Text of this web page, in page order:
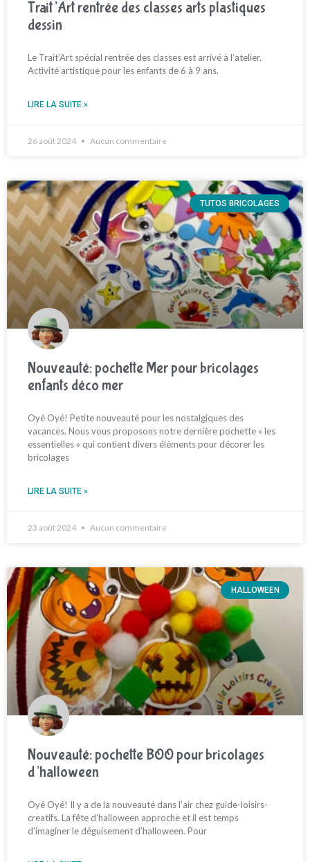
Trait’Art rentrée des classes arts plastiques
dessin
Le Trait’Art spécial rentrée des classes est arrivé à l’atelier.
Activité artistique pour les enfants de 6 à 9 ans.
LIRE LA SUITE »
26 août 2024 Aucun commentaire
TUTOS BRICOLAGES
Nouveauté: pochette Mer pour bricolages
enfants déco mer
Oyé Oyé! Petite nouveauté pour les nostalgiques des
vacances. Nous vous proposons notre dernière pochette « les
essentielles » qui contient divers éléments pour décorer les
bricolages
LIRE LA SUITE »
23 août 2024 Aucun commentaire
HALLOWEEN
Nouveauté: pochette BOO pour bricolages
d’halloween
Oyé Oyé! Il y a de la nouveauté dans l’air chez guide-loisirs-
creatifs. La fête d’halloween approche et il est temps
d’imaginer le déguisement d’halloween. Pour